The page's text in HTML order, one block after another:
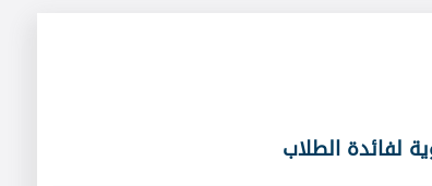
لفائدة الطلاب